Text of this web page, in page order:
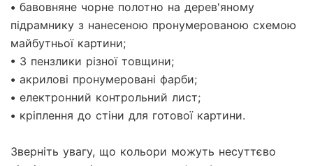
• бавовняне чорне полотно на дерев'яному
підрамнику з нанесеною пронумерованою схемою
майбутньої картини;
• 3 пензлики різної товщини;
• акрилові пронумеровані фарби;
• електронний контрольний лист;
• кріплення до стіни для готової картини.
Зверніть увагу, що кольори можуть несуттєво